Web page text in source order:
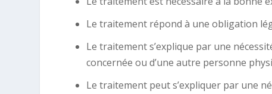
Le traitement répond à une obligation
Le traitement s’explique par une
concernée ou d’une autre personne
Le traitement peut s’expliquer par une